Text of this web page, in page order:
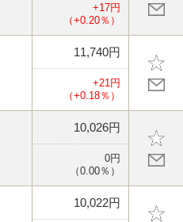
+17円
（+0.20％）
11,740円
+21円
（+0.18％）
10,026円
0円
（0.00％）
10,022円